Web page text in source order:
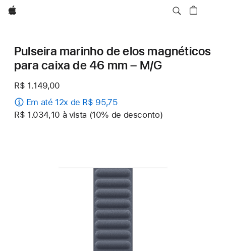
Apple
Pulseira marinho de elos magnéticos
para caixa de 46 mm – M/G
R$ 1.149,00
Em até 12x de R$ 95,75
R$ 1.034,10 à vista (10% de desconto)